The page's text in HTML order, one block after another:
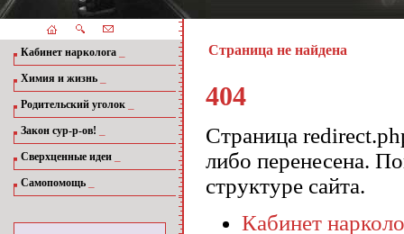
Кабинет нарколога
Химия и жизнь
Родительский уголок
Закон сур-р-ов!
Сверхценные идеи
Самопомощь
Страница не найдена
404
Страница
либо перенесена.
структуре сайта.
Кабинет